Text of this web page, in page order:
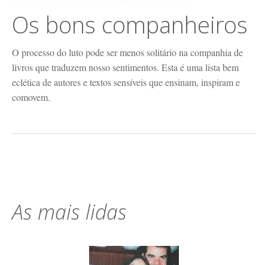
Os bons companheiros
O processo do luto pode ser menos solitário na companhia de
livros que traduzem nosso sentimentos. Esta é uma lista bem
eclética de autores e textos sensíveis que ensinam, inspiram e
comovem.
As mais lidas